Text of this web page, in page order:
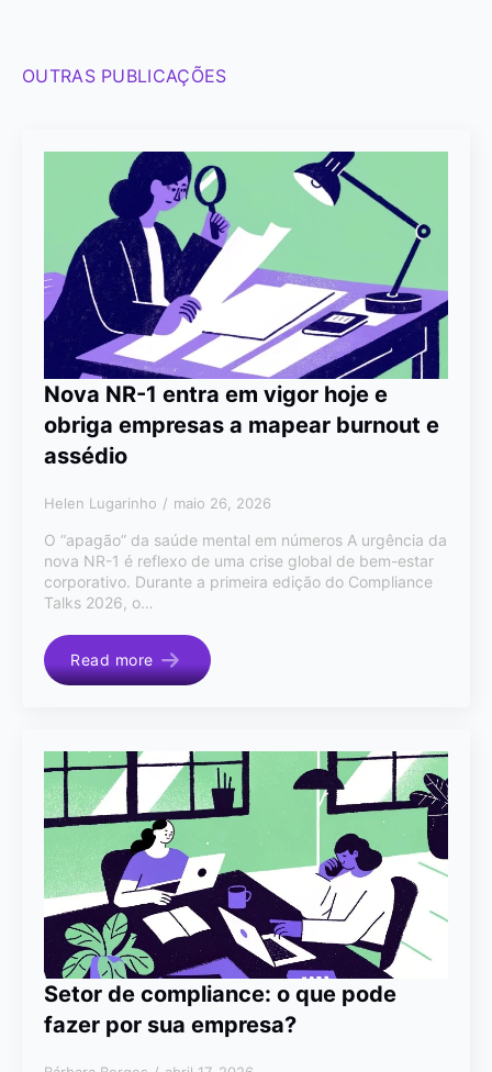
OUTRAS PUBLICAÇÕES
Nova NR-1 entra em vigor hoje e
obriga empresas a mapear burnout e
assédio
Helen Lugarinho maio 26, 2026
O “apagão” da saúde mental em números A urgência da
nova NR-1 é reflexo de uma crise global de bem-estar
corporativo. Durante a primeira edição do Compliance
Talks 2026, o…
Read more
Setor de compliance: o que pode
fazer por sua empresa?